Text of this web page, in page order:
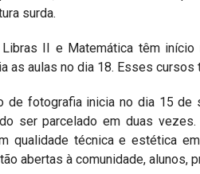
surda.
II e Matemática têm início
as aulas no dia 18. Esses cursos
de fotografia inicia no dia 15 de
ser parcelado em duas
qualidade técnica e estética
abertas à comunidade, alunos,